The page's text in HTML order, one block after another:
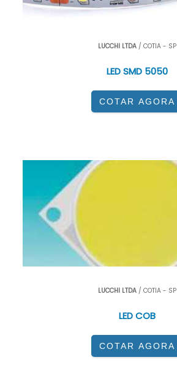
LUCCHI LTDA / COTIA - SP
LED SMD 5050
COTAR AGORA
LUCCHI LTDA / COTIA - SP
LED COB
COTAR AGORA